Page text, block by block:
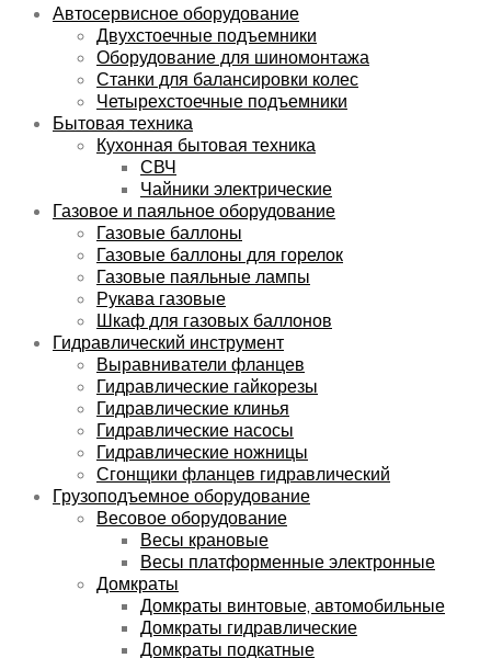
Автосервисное оборудование
Двухстоечные подъемники
Оборудование для шиномонтажа
Станки для балансировки колес
Четырехстоечные подъемники
Бытовая техника
Кухонная бытовая техника
СВЧ
Чайники электрические
Газовое и паяльное оборудование
Газовые баллоны
Газовые баллоны для горелок
Газовые паяльные лампы
Рукава газовые
Шкаф для газовых баллонов
Гидравлический инструмент
Выравниватели фланцев
Гидравлические гайкорезы
Гидравлические клинья
Гидравлические насосы
Гидравлические ножницы
Сгонщики фланцев гидравлический
Грузоподъемное оборудование
Весовое оборудование
Весы крановые
Весы платформенные электронные
Домкраты
Домкраты винтовые, автомобильные
Домкраты гидравлические
Домкраты подкатные